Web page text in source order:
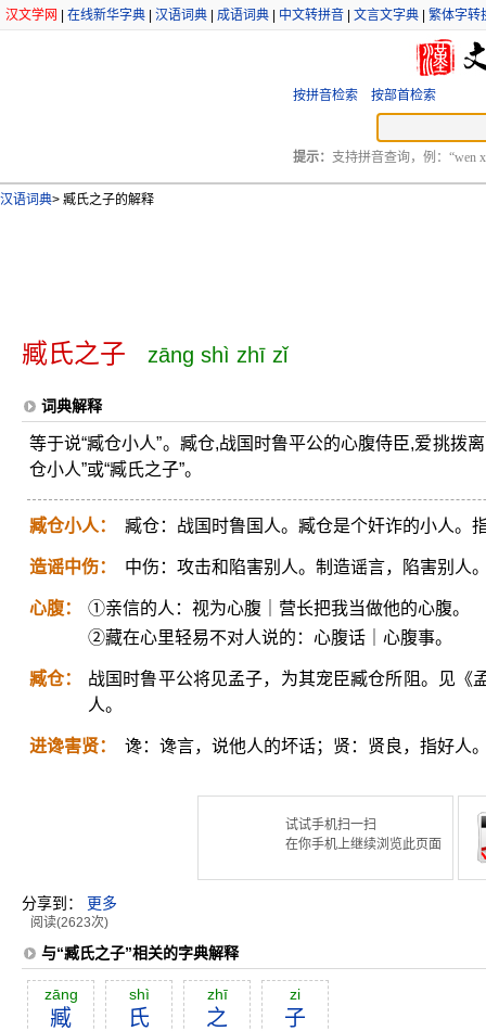
汉文学网 在线新华字典 汉语词典 成语词典 中文转拼音 文言文字典 繁体字转
按拼音检索 按部首检索
提示： 支持拼音查询，例：“wen
汉语词典> 臧氏之子的解释
臧氏之子 zāng shì zhī zǐ
词典解释
等于说“臧仓小人”。臧仓,战国时鲁平公的心腹侍臣,爱挑拨
仓小人”或“臧氏之子”。
臧仓小人： 臧仓：战国时鲁国人。臧仓是个奸诈的小人。
造谣中伤： 中伤：攻击和陷害别人。制造谣言，陷害别人
心腹：
①亲信的人：视为心腹｜营长把我当做他的心腹。
②藏在心里轻易不对人说的：心腹话｜心腹事。
臧仓：
战国时鲁平公将见孟子，为其宠臣臧仓所阻。见《
人。
进谗害贤： 谗：谗言，说他人的坏话；贤：贤良，指好人
试试手机扫一扫
在你手机上继续浏览此页面
分享到： 更多
阅读(2623次)
与“臧氏之子”相关的字典解释
zāng
臧
shì
氏
zhī
之
zi
子